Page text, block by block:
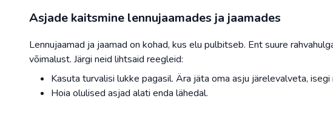
Asjade kaitsmine lennujaamades ja jaamades
Lennujaamad ja jaamad on kohad, kus elu pulbitseb. Ent suure
võimalust. Järgi neid lihtsaid reegleid:
Kasuta turvalisi lukke pagasil. Ära jäta oma asju järelevalveta,
Hoia olulised asjad alati enda lähedal.